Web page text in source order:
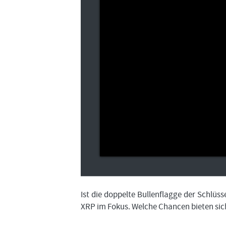
Ist die doppelte Bullenflagge der
XRP im Fokus. Welche Chancen bieten